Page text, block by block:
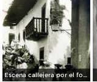
Escena callejera por el fotografo Hugo Brehme.